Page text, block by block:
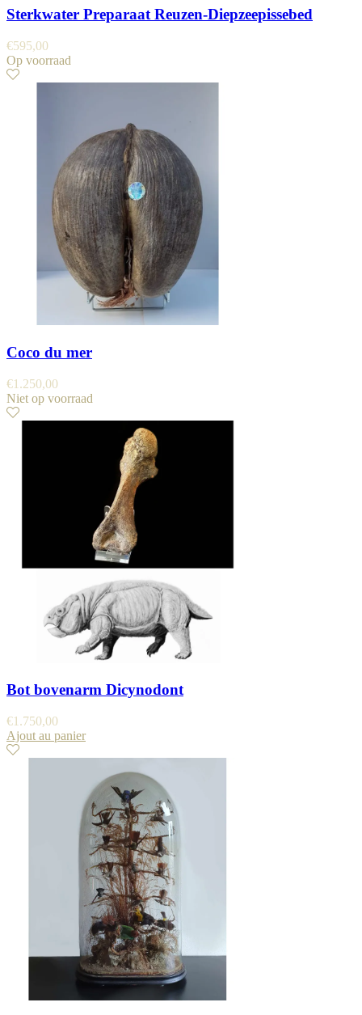
Sterkwater Preparaat Reuzen-Diepzeepissebed
€595,00
Op voorraad
Coco du mer
€1.250,00
Niet op voorraad
Bot bovenarm Dicynodont
€1.750,00
Ajout au panier